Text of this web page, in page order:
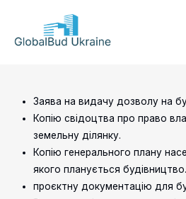
GLOBALBUD
Заява на видачу дозволу на
Копію свідоцтва про право
земельну ділянку.
Копію генерального плану
якого планується будівництво.
проєктну документацію для